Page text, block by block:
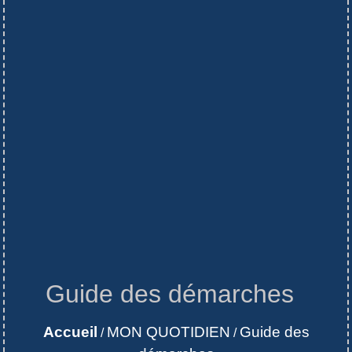
Guide des démarches
Accueil / MON QUOTIDIEN / Guide des